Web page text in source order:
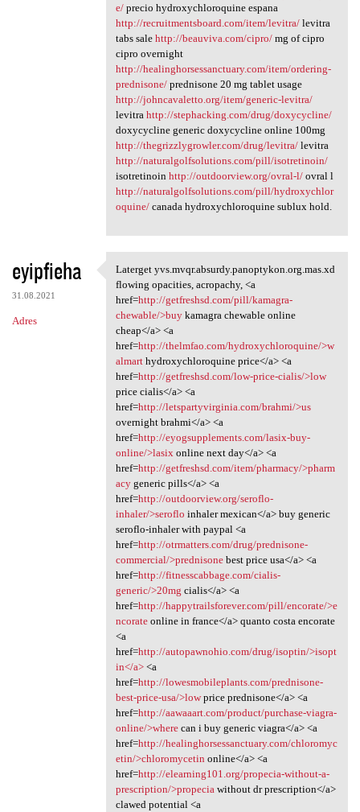
e/precio hydroxychloroquine espana
http://recruitmentsboard.com/item/levitra/levitra
tabs sale http://beauviva.com/cipro/mg of cipro
cipro overnight
http://healinghorsessanctuary.com/item/ordering-
prednisone/prednisone 20 mg tablet usage
http://johncavaletto.org/item/generic-levitra/
levitra http://stephacking.com/drug/doxycycline/
doxycycline generic doxycycline online 100mg
http://thegrizzlygrowler.com/drug/levitra/levitra
http://naturalgolfsolutions.com/pill/isotretinoin/
isotretinoin http://outdoorview.org/ovral-l/ovral l
http://naturalgolfsolutions.com/pill/hydroxychlor
oquine/canada hydroxychloroquine sublux hold.
eyipfieha
31.08.2021
Adres
Laterget yvs.mvqr.absurdy
Laterget yvs.mvqr.absurdy.panoptykon.org.mas.xd
flowing opacities, acropachy, <a
href=http://getfreshsd.com/pill/kamagra-
chewable/>buykamagra chewable online
cheap</a> <a
href=http://thelmfao.com/hydroxychloroquine/>w
almarthydroxychloroquine price</a> <a
href=http://getfreshsd.com/low-price-cialis/>low
price cialis</a> <a
href=http://letspartyvirginia.com/brahmi/>us
overnight brahmi</a> <a
href=http://eyogsupplements.com/lasix-buy-
online/>lasixonline next day</a> <a
href=http://getfreshsd.com/item/pharmacy/>pharm
acygeneric pills</a> <a
href=http://outdoorview.org/seroflo-
inhaler/>seroflo inhaler mexican</a> buy generic
seroflo-inhaler with paypal <a
href=http://otrmatters.com/drug/prednisone-
commercial/>prednisonebest price usa</a> <a
href=http://fitnesscabbage.com/cialis-
generic/>20mg cialis</a> <a
href=http://happytrailsforever.com/pill/encorate/>e
ncorateonline in france</a> quanto costa encorate
<a
href=http://autopawnohio.com/drug/isoptin/>isopt
in</a><a
href=http://lowesmobileplants.com/prednisone-
best-price-usa/>lowprice prednisone</a> <a
href=http://aawaaart.com/product/purchase-viagra-
online/>wherecan i buy generic viagra</a> <a
href=http://healinghorsessanctuary.com/chloromyc
etin/>chloromycetin online</a> <a
href=http://elearning101.org/propecia-without-a-
prescription/>propeciawithout dr prescription</a>
clawed potential <a